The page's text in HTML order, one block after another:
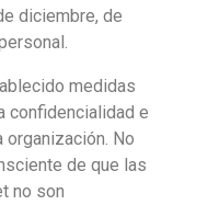
diciembre, de
medidas
confidencialidad e
No
de que las
no son